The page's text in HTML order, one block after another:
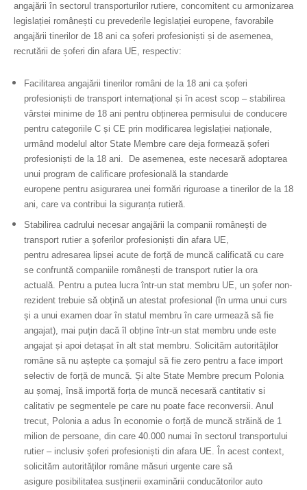
angajării în sectorul transporturilor rutiere, concomitent cu armonizarea
legislației românești cu prevederile legislației europene, favorabile
angajării tinerilor de 18 ani ca șoferi profesioniști și de asemenea,
recrutării de șoferi din afara UE, respectiv:
Facilitarea angajării tinerilor români de la 18 ani ca șoferi
profesioniști de transport internațional și în acest scop – stabilirea
vârstei minime de 18 ani pentru obținerea permisului de conducere
pentru categoriile C și CE prin modificarea legislației naționale,
urmând modelul altor State Membre care deja formează șoferi
profesioniști de la 18 ani. De asemenea, este necesară adoptarea
unui program de calificare profesională la standarde
europene pentru asigurarea unei formări riguroase a tinerilor de la 18
ani, care va contribui la siguranța rutieră.
Stabilirea cadrului necesar angajării la companii românești de
transport rutier a șoferilor profesioniști din afara UE,
pentru adresarea lipsei acute de forță de muncă calificată cu care
se confruntă companiile românești de transport rutier la ora
actuală. Pentru a putea lucra într-un stat membru UE, un șofer non-
rezident trebuie să obțină un atestat profesional (în urma unui curs
și a unui examen doar în statul membru în care urmează să fie
angajat), mai puțin dacă îl obține într-un stat membru unde este
angajat și apoi detașat în alt stat membru. Solicităm autorităților
române să nu aștepte ca șomajul să fie zero pentru a face import
selectiv de forță de muncă. Și alte State Membre precum Polonia
au șomaj, însă importă forța de muncă necesară cantitativ si
calitativ pe segmentele pe care nu poate face reconversii. Anul
trecut, Polonia a adus în economie o forță de muncă străină de 1
milion de persoane, din care 40.000 numai în sectorul transportului
rutier – inclusiv șoferi profesioniști din afara UE. În acest context,
solicităm autorităților române măsuri urgente care să
asigure posibilitatea susținerii examinării conducătorilor auto